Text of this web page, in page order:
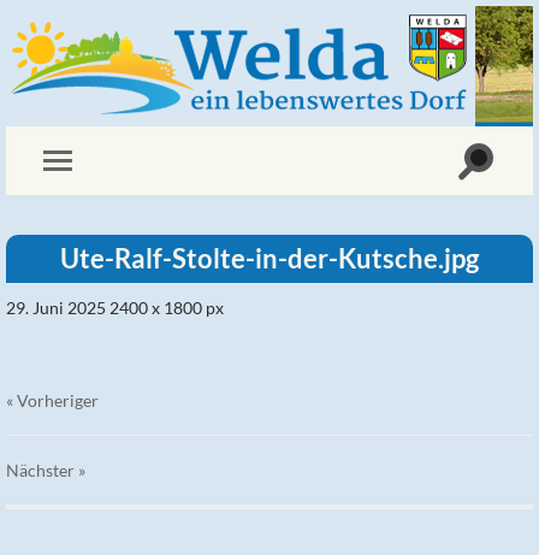
Ute-Ralf-Stolte-in-der-Kutsche.jpg
29. Juni 2025 2400x 1800 px
« Vorheriger
Nächster »